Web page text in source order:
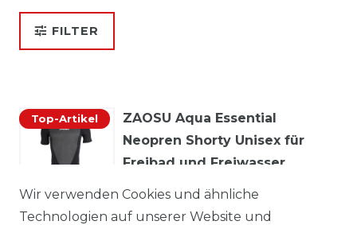
FILTER
Top-Artikel
ZAOSU Aqua Essential
Neopren Shorty Unisex für
Freibad und Freiwasser
79,99 € *
Wir verwenden Cookies und ähnliche
Technologien auf unserer Website und